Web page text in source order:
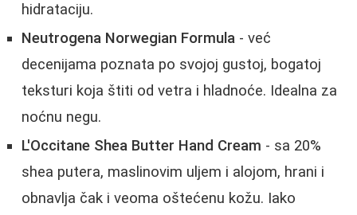
hidrataciju.
Neutrogena Norwegian Formula - već
decenijama poznata po svojoj gustoj, bogatoj
teksturi koja štiti od vetra i hladnoće. Idealna za
noćnu negu.
L'Occitane Shea Butter Hand Cream - sa 20%
shea putera, maslinovim uljem i alojom, hrani i
obnavlja čak i veoma oštećenu kožu. Iako